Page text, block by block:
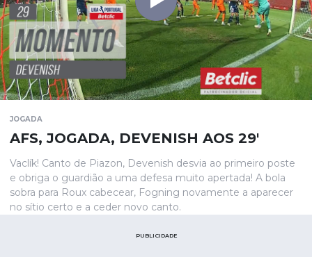
JOGADA
AFS, JOGADA, DEVENISH AOS 29'
Vaclík! Canto de Piazon, Devenish desvia ao primeiro poste
e obriga o guardião a uma defesa muito apertada! A bola
sobra para Roux cabecear, Fogning novamente a aparecer
no sítio certo e a ceder novo canto.
PUBLICIDADE